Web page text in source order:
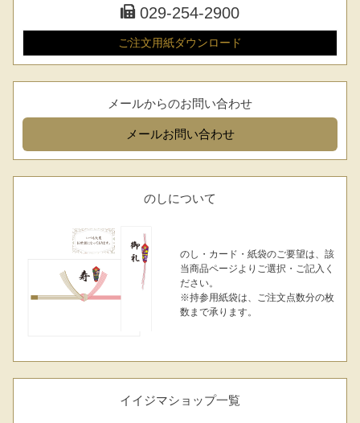
029-254-2900
ご注文用紙ダウンロード
メールからのお問い合わせ
メールお問い合わせ
のしについて
のし・カード・紙袋のご要望は、該
当商品ページよりご選択・ご記入く
ださい。
※持参用紙袋は、ご注文点数分の枚
数まで承ります。
イイジマショップ一覧